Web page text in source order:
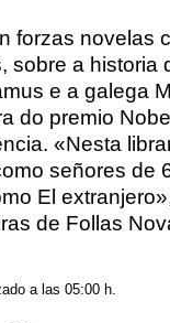
forzas novelas
sobre a historia
e a galega
do premio
«Nesta
señores de
El
de Follas
a las 05:00 h.